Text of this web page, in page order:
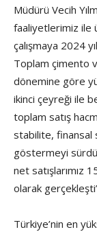
Müdürü Vecih
faaliyetlerimiz ile
çalışmaya 2024
Toplam çimento
dönemine göre
ikinci çeyreği ile
toplam satış
stabilite, finansal
göstermeyi
net satışlarımız
olarak
Türkiye’nin en